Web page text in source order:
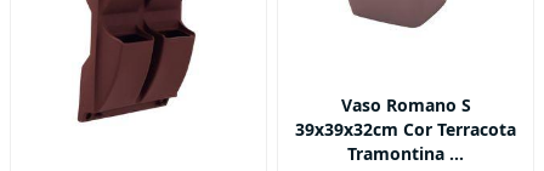
Vaso Romano S
39x39x32cm Cor Terracota
Tramontina ...